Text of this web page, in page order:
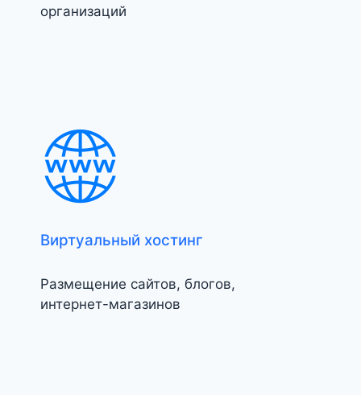
организаций
Виртуальный хостинг
Размещение сайтов, блогов,
интернет-магазинов